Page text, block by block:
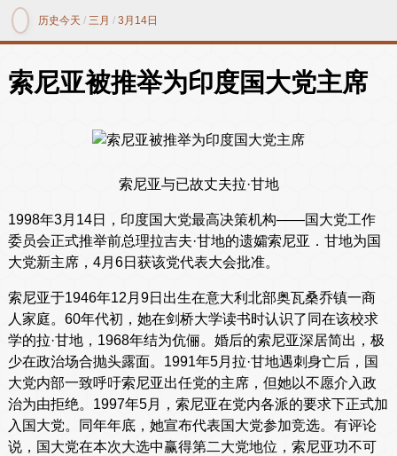
历史今天 /三月 /3月14日
索尼亚被推举为印度国大党主席
索尼亚与已故丈夫拉·甘地
1998年3月14日，印度国大党最高决策机构——国大党工作
委员会正式推举前总理拉吉夫·甘地的遗孀索尼亚．甘地为国
大党新主席，4月6日获该党代表大会批准。
索尼亚于1946年12月9日出生在意大利北部奥瓦桑乔镇一商
人家庭。60年代初，她在剑桥大学读书时认识了同在该校求
学的拉·甘地，1968年结为伉俪。婚后的索尼亚深居简出，极
少在政治场合抛头露面。1991年5月拉·甘地遇刺身亡后，国
大党内部一致呼吁索尼亚出任党的主席，但她以不愿介入政
治为由拒绝。1997年5月，索尼亚在党内各派的要求下正式加
入国大党。同年年底，她宣布代表国大党参加竞选。有评论
说，国大党在本次大选中赢得第二大党地位，索尼亚功不可